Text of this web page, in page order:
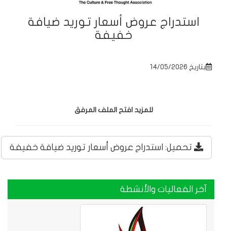
استدراج عروض أسعار توريد ضيافة
خفيفة
بتاريخ 14/05/2026
للمزيد افتح الملف المرفق
تحميل: استدراج عروض أسعار توريد ضيافة خفيفة
آخر الفعاليات والأنشطة